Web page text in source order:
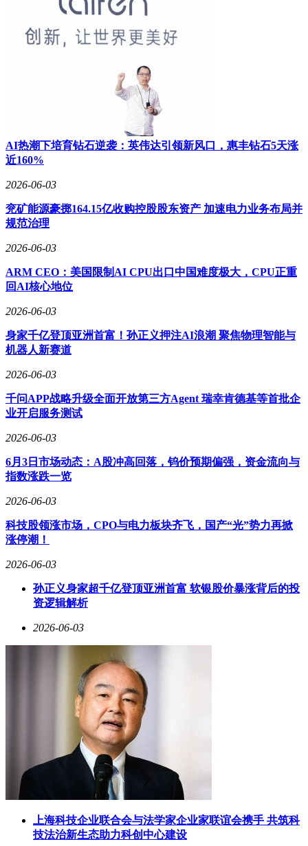
教育数据的安全传输与存储。
在服务模式创新上，企业推出"驻校工程师"制度，在项目实施
阶段派驻技术团队进行现场支持，后期提供7×24小时远程运
维服务。针对老旧校园的数字化改造需求，专门开发了设备兼
容层，可使新系统与原有监控、广播等设备无缝对接，保护学
校的既有投资。这种全生命周期的服务模式，使其客户续约率
该企业产品经理表示："教育数字化转型不是简单的设备堆
砌，而是要构建技术与教学深度融合的生态体系。我们正在研
发的元宇宙教学平台，将通过虚拟场景构建、数字分身等技
技术理念，正推动着山东智慧校园建设向更高层次发展。
AI热潮下培育钻石逆袭：英伟达引领新风口，惠丰钻石5天涨
近160%
2026-06-03
兖矿能源豪掷164.15亿收购控股股东资产 加速电力业务布局并
规范治理
2026-06-03
ARM CEO：美国限制AI CPU出口中国难度极大，CPU正重
回AI核心地位
2026-06-03
身家千亿登顶亚洲首富！孙正义押注AI浪潮 聚焦物理智能与
机器人新赛道
2026-06-03
千问APP战略升级全面开放第三方Agent 瑞幸肯德基等首批企
业开启服务测试
2026-06-03
6月3日市场动态：A股冲高回落，钨价预期偏强，资金流向与
指数涨跌一览
2026-06-03
科技股领涨市场，CPO与电力板块齐飞，国产“光”势力再掀
涨停潮！
2026-06-03
孙正义身家超千亿登顶亚洲首富 软银股价暴涨背后的投
资逻辑解析
2026-06-03
上海科技企业联合会与法学家企业家联谊会携手 共筑科
技法治新生态助力科创中心建设